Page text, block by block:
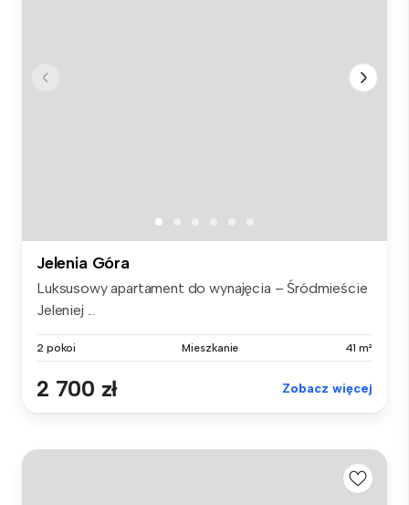
Jelenia Góra
Luksusowy apartament do wynajęcia – Śródmieście
Jeleniej ...
2 pokoi Mieszkanie 41 m²
2 700 zł Zobacz więcej